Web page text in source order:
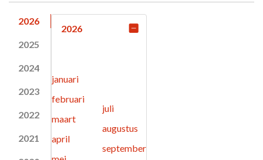
2026
2025
2024
2023
2022
2021
2026
januari
februari
maart
april
juli
augustus
september